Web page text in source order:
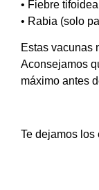
• Fiebre tifoidea
• Rabia (solo
Estas vacunas
Aconsejamos
máximo antes
Te dejamos los